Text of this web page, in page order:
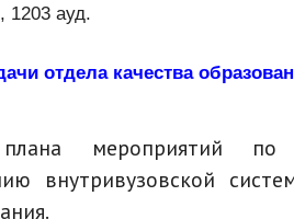
ауд.
отдела качества
мероприятий
внутривузовской